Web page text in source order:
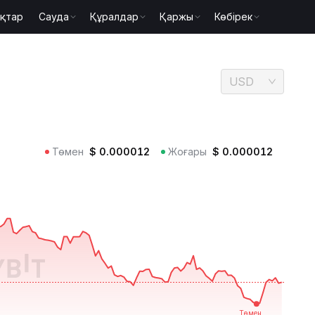
Сауда Құралдар Қаржы Көбірек
USD
Төмен $ 0.000012 Жоғары $ 0.000012